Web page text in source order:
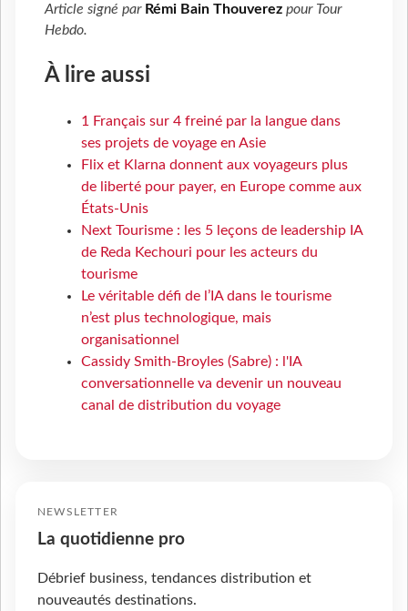
Article signé par Rémi Bain Thouverez pour Tour
Hebdo.
À lire aussi
1 Français sur 4 freiné par la langue dans
ses projets de voyage en Asie
Flix et Klarna donnent aux voyageurs plus
de liberté pour payer, en Europe comme aux
États-Unis
Next Tourisme : les 5 leçons de leadership IA
de Reda Kechouri pour les acteurs du
tourisme
Le véritable défi de l’IA dans le tourisme
n’est plus technologique, mais
organisationnel
Cassidy Smith-Broyles (Sabre) : l'IA
conversationnelle va devenir un nouveau
canal de distribution du voyage
NEWSLETTER
La quotidienne pro
Débrief business, tendances distribution et
nouveautés destinations.